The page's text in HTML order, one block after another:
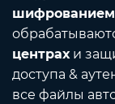
шифрованием
центрахи
доступа &
все файлы